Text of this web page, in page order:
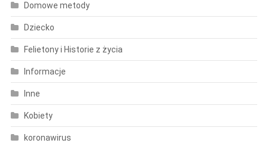
Domowe metody
Dziecko
Felietony i Historie z życia
Informacje
Inne
Kobiety
koronawirus